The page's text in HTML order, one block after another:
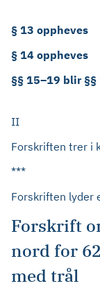
§ 13 oppheves
§ 14 oppheves
§§ 15–19 blir §§
II
Forskriften trer i
***
Forskriften lyder
Forskrift
nord for
med trål